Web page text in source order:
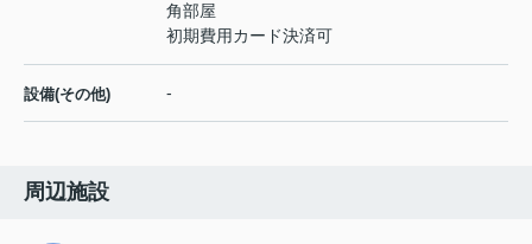
角部屋
初期費用カード決済可
設備(その他) -
周辺施設